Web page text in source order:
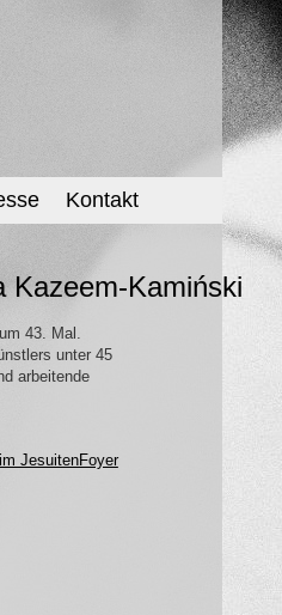
Kontakt
Kazeem-Kamiński
43. Mal.
unter 45
arbeitende
JesuitenFoyer